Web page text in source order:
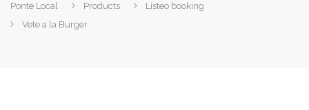
Ponte Local Products
Listeo booking
Vete a la Burger